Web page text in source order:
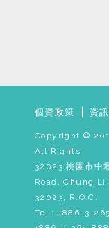
個資政策 資
Copyright ©
All Rights
32023 桃園市中
Road, Chung
32023, R.O.C.
Tel：+886-3-